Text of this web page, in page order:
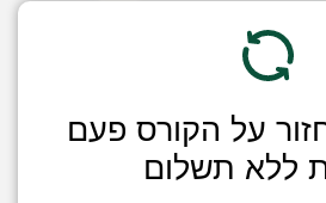
על הקורס פעם
ללא תשלום